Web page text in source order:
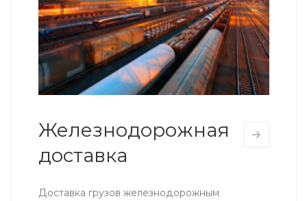
Железнодорожная
доставка
Доставка грузов железнодорожным